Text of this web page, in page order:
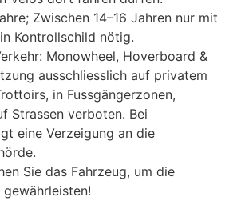
Zwischen 14–16 Jahren nur mit
Kontrollschild nötig.
Monowheel, Hoverboard &
ausschliesslich auf privatem
in Fussgängerzonen,
Strassen verboten. Bei
eine Verzeigung an die
Sie das Fahrzeug, um die